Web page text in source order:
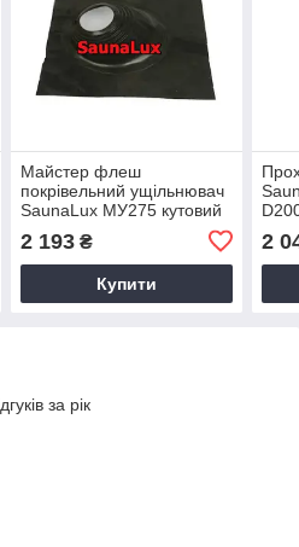
Майстер флеш
покрівельний ущільнювач
SaunaLux МУ275 кутовий
2 193₴
Купити
2
за рік